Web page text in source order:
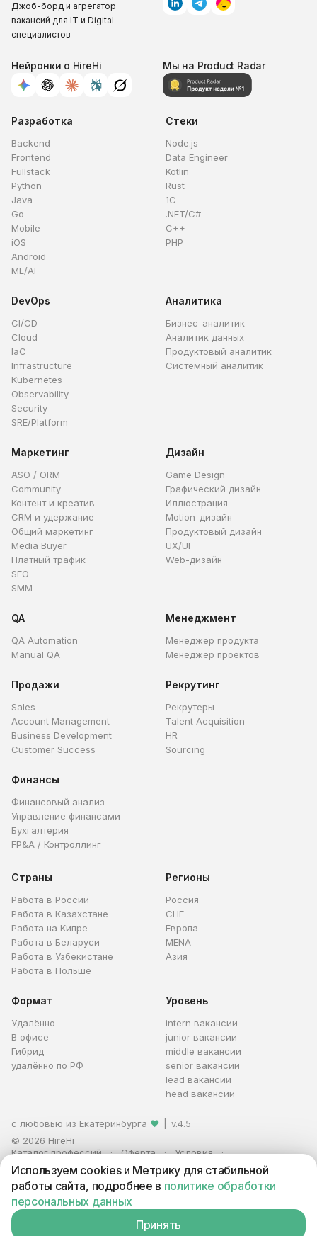
Джоб-борд и агрегатор
вакансий для IT и Digital-
специалистов
Нейронки о HireHi Мы на Product Radar
Разработка
Backend
Frontend
Fullstack
Python
Java
Go
Mobile
iOS
Android
ML/AI
Стеки
Node.js
Data Engineer
Kotlin
Rust
1C
.NET/C#
C++
PHP
DevOps
CI/CD
Cloud
IaC
Infrastructure
Kubernetes
Observability
Security
SRE/Platform
Аналитика
Бизнес-аналитик
Аналитик данных
Продуктовый аналитик
Системный аналитик
Маркетинг
ASO / ORM
Community
Контент и креатив
CRM и удержание
Общий маркетинг
Media Buyer
Платный трафик
SEO
SMM
Дизайн
Game Design
Графический дизайн
Иллюстрация
Motion-дизайн
Продуктовый дизайн
UX/UI
Web-дизайн
QA
QA Automation
Manual QA
Менеджмент
Менеджер продукта
Менеджер проектов
Продажи
Sales
Account Management
Business Development
Customer Success
Рекрутинг
Рекрутеры
Talent Acquisition
HR
Sourcing
Финансы
Финансовый анализ
Управление финансами
Бухгалтерия
FP&A / Контроллинг
Страны
Работа в России
Работа в Казахстане
Работа на Кипре
Работа в Беларуси
Работа в Узбекистане
Работа в Польше
Регионы
Россия
СНГ
Европа
MENA
Азия
Формат
Удалённо
В офисе
Гибрид
удалённо по РФ
Уровень
intern вакансии
junior вакансии
middle вакансии
senior вакансии
lead вакансии
head вакансии
с любовью из Екатеринбурга ❤
v.4.5
© 2026 HireHi
Каталог профессий
Оферта
Условия
Персональные данные
Реклама
ИП Захаров Антон Алексеевич · ИНН 663005711880 · ОГРНИП
321665800059102
Используем cookies и Метрику для стабильной
работы сайта, подробнее в политике обработки
персональных данных
Принять